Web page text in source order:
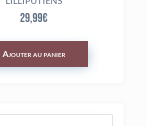
29,99€
Ajouter au panier